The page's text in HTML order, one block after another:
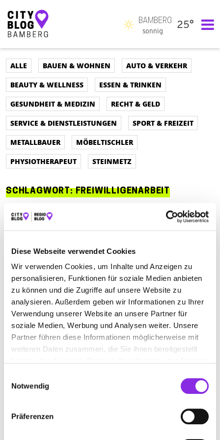
Diese Webseite verwendet Cookies
Wir verwenden Cookies, um Inhalte und Anzeigen zu
personalisieren, Funktionen für soziale Medien anbieten
zu können und die Zugriffe auf unsere Website zu
analysieren. Außerdem geben wir Informationen zu Ihrer
Verwendung unserer Website an unsere Partner für
soziale Medien, Werbung und Analysen weiter. Unsere
Partner führen diese Informationen möglicherweise mit
weiteren Daten zusammen, die Sie ihnen bereitgestellt
Notwendig
Präferenzen
Hauptnavigation
BAMBERG
sonnig
25°
ALLE BAUEN & WOHNEN
AUTO & VERKEHR
BEAUTY & WELLNESS
ESSEN & TRINKEN
GESUNDHEIT & MEDIZIN
RECHT & GELD
SERVICE & DIENSTLEISTUNGEN
SPORT & FREIZEIT
METALLBAUER
MÖBELTISCHLER
PHYSIOTHERAPEUT
STEINMETZ
SCHLAGWORT:FREIWILLIGENARBEIT
ALLE AUTO & VERKEHR
BEAUTY & WELLNESS
ESSEN & TRINKEN
GESUNDHEIT & MEDIZIN
RECHT & GELD
REISEN & ÜBERNACHTEN
SERVICE & DIENSTLEISTUNGEN
SPORT & FREIZEIT